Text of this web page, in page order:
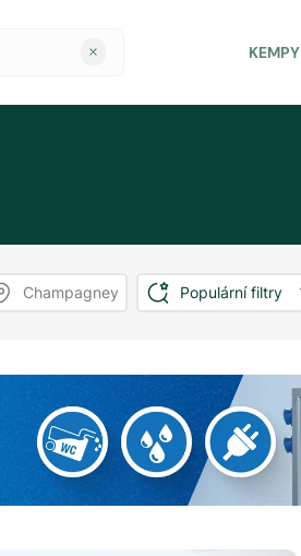
KEMPY
Champagney Populární filtry